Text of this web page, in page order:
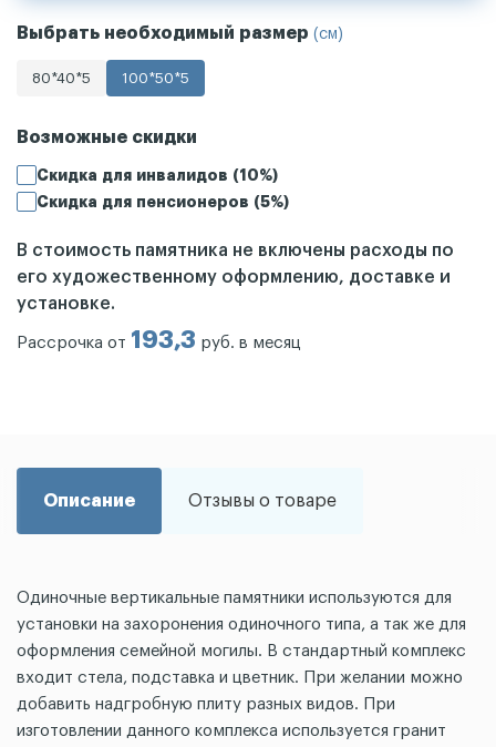
Выбрать необходимый размер (см)
80*40*5 100*50*5
Возможные скидки
Скидка для инвалидов (10%)
Скидка для пенсионеров (5%)
В стоимость памятника не включены расходы по
его художественному оформлению, доставке и
установке.
Рассрочка от 193,3 руб. в месяц
Описание Отзывы о товаре
Одиночные вертикальные памятники используются для
установки на захоронения одиночного типа, а так же для
оформления семейной могилы. В стандартный комплекс
входит стела, подставка и цветник. При желании можно
добавить надгробную плиту разных видов. При
изготовлении данного комплекса используется гранит